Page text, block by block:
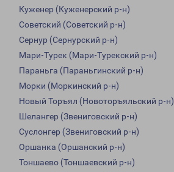
Куженер (Куженерский р-н)
Советский (Советский р-н)
Сернур (Сернурский р-н)
Мари-Турек (Мари-Турекский р-н)
Параньга (Параньгинский р-н)
Морки (Моркинский р-н)
Новый Торъял (Новоторъяльский р-н)
Шелангер (Звениговский р-н)
Суслонгер (Звениговский р-н)
Оршанка (Оршанский р-н)
Тоншаево (Тоншаевский р-н)